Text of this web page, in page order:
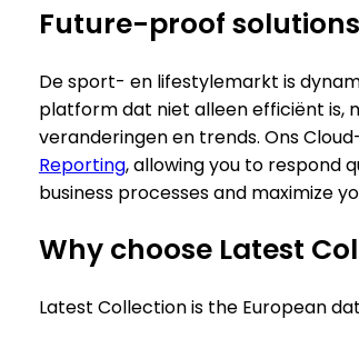
Future-proof
De sport- en lifestylemarkt is
platform dat niet alleen efficiënt is,
veranderingen en trends. Ons
Reporting, allowing you to respond
business processes and maximize
Why choose Latest
Latest Collection is the European